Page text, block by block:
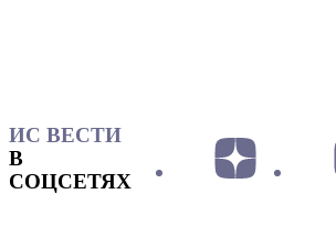
ИС ВЕСТИ
В
СОЦСЕТЯХ